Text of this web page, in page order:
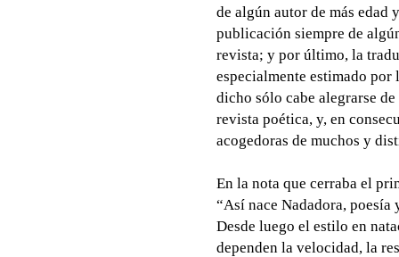
de algún autor de más edad
publicación siempre de
revista; y por último, la
especialmente estimado
dicho sólo cabe alegrarse
revista poética, y, en
acogedoras de muchos y
En la nota que cerraba el
“Así nace Nadadora,
Desde luego el estilo en
dependen la velocidad, la